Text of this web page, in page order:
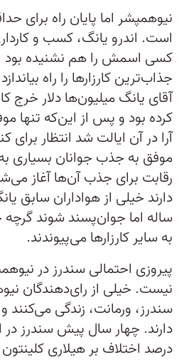
نیوهمپشر اما پایان راه برای
است. اندرو یانگ، کسب و
کسی اسمش را هم نشنیده بود
جذاب‌ترین کارزارها را راه
آقای یانگ میلیون‌ها دلار خرج
کرده بود و پس از این‌که
آرا در آن ایالت شد انتظار برای
موفق به جذب جوانان بسیاری
رقابت برای جذب آن‌ها آغاز
ساله اما جوان‌پسند شوند گرچه
به سایر کارزارها می‌پیوندند.
پیروزی احتمالی سندرز در
نیست. خیلی از رای‌دهندگان
سندرز، ورمانت، زندگی می‌کنند
درصد اختلاف بر هیلاری